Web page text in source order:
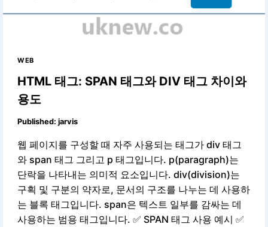
WEB
HTML 태그: SPAN 태그와 DIV 태그 차이와
용도
Published: jarvis
웹 페이지를 구성할 때 자주 사용되는 태그가 div 태그
와 span 태그 그리고 p 태그입니다. p(paragraph)는
단락을 나타내는 의미적 요소입니다. div(division)는
구획 및 구분의 약자로, 문서의 구조를 나누는 데 사용하
는 블록 태그입니다. span은 텍스트 일부를 감싸는 데
사용하는 범용 태그입니다. ✅ SPAN 태그 사용 예시 ✅